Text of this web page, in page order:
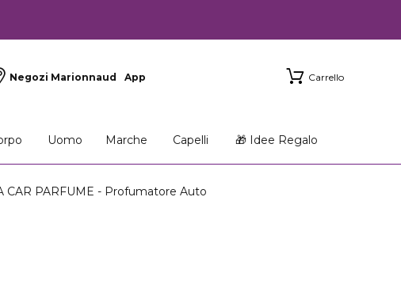
Negozi Marionnaud App Carrello
Uomo Marche Capelli 🎁 Idee Regalo
CAR PARFUME - Profumatore Auto